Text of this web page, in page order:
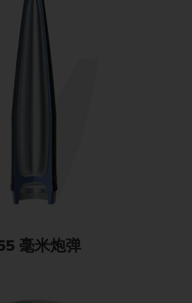
毫米炮弹